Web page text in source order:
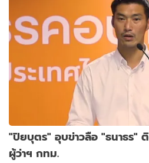
"ปิยบุตร" อุบข่าวลือ "ธนาธร"
ผู้ว่าฯ กทม.